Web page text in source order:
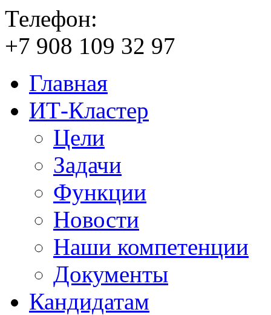
Телефон:
+7 908 109 32 97
Главная
ИТ-Кластер
Цели
Задачи
Функции
Новости
Наши компетенции
Документы
Кандидатам